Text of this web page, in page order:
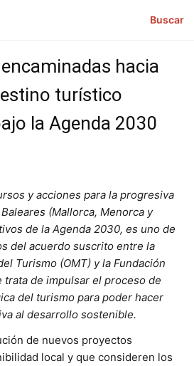
Buscar
hacia
turístico
la Agenda 2030
y acciones para la progresiva
(Mallorca, Menorca y
de la Agenda 2030, es uno de
del acuerdo suscrito entre la
Turismo (OMT) y la Fundación
trata de impulsar el proceso de
del turismo para poder hacer
al desarrollo sostenible.
de nuevos proyectos
local y que consideren los